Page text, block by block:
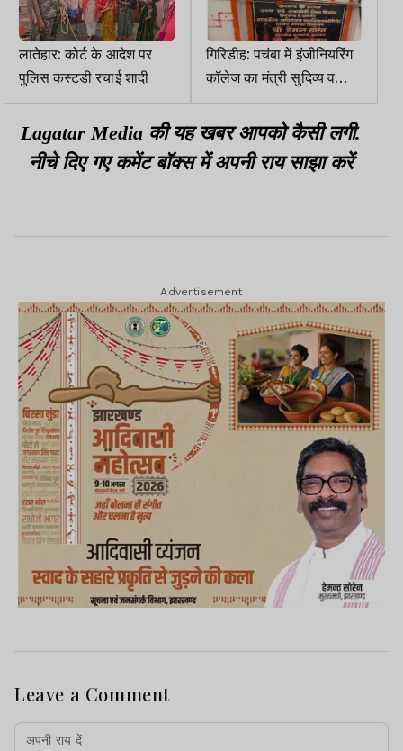
लातेहार: कोर्ट के आदेश पर
पुलिस कस्टडी रचाई शादी
गिरिडीह: पचंबा में इंजीनियरिंग
कॉलेज का मंत्री सुदिव्य व
विधायक कल्पना सोरेन ने किया
शिलान्यास
Lagatar Media की यह खबर आपको कैसी लगी.
नीचे दिए गए कमेंट बॉक्स में अपनी राय साझा करें
Advertisement
Leave a Comment